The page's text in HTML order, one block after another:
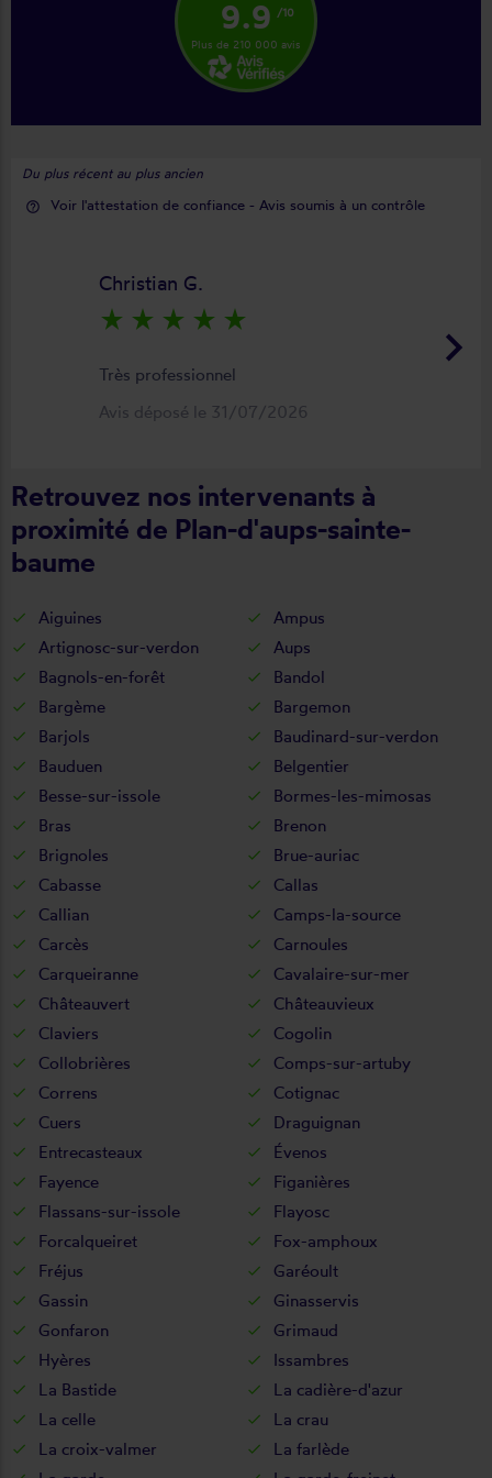
9.9 /10
Plus de 210 000 avis
Du plus récent au plus ancien
help_outline Voir l'attestation de confiance - Avis soumis à un contrôle
keyboard_arrow_right
Christian G.
star_rate star_rate star_rate star_rate star_rate
Très professionnel
Avis déposé le 31/07/2026
Retrouvez nos intervenants à
proximité de Plan-d'aups-sainte-
baume
Aiguines
Ampus
Artignosc-sur-verdon
Aups
Bagnols-en-forêt
Bandol
Bargème
Bargemon
Barjols
Baudinard-sur-verdon
Bauduen
Belgentier
Besse-sur-issole
Bormes-les-mimosas
Bras
Brenon
Brignoles
Brue-auriac
Cabasse
Callas
Callian
Camps-la-source
Carcès
Carnoules
Carqueiranne
Cavalaire-sur-mer
Châteauvert
Châteauvieux
Claviers
Cogolin
Collobrières
Comps-sur-artuby
Correns
Cotignac
Cuers
Draguignan
Entrecasteaux
Évenos
Fayence
Figanières
Flassans-sur-issole
Flayosc
Forcalqueiret
Fox-amphoux
Fréjus
Garéoult
Gassin
Ginasservis
Gonfaron
Grimaud
Hyères
Issambres
La Bastide
La cadière-d'azur
La celle
La crau
La croix-valmer
La farlède